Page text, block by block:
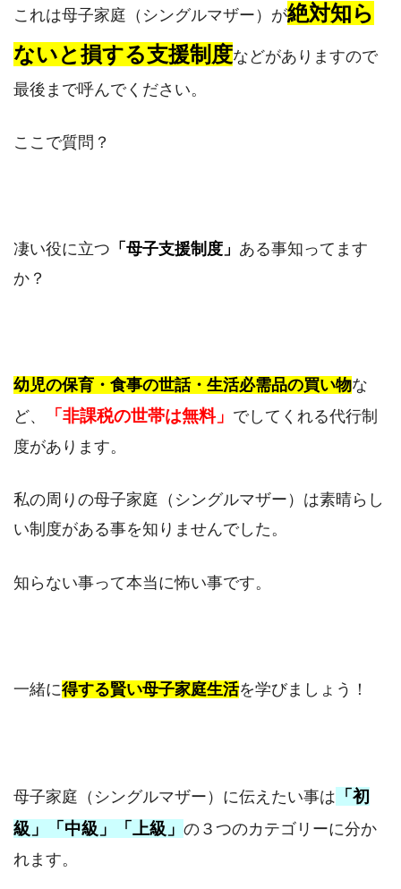
これは母子家庭（シングルマザー）が絶対知ら
ないと損する支援制度などがありますので
最後まで呼んでください。
ここで質問？
凄い役に立つ 「母子支援制度」 ある事知ってます
か？
幼児の保育・食事の世話・生活必需品の買い物な
ど、
「非課税の世帯は無料」 でしてくれる代行制
度があります。
私の周りの母子家庭（シングルマザー）は素晴らし
い制度がある事を知りませんでした。
知らない事って本当に怖い事です。
一緒に得する賢い母子家庭生活を学びましょう！
母子家庭（シングルマザー）に伝えたい事は 「初
級」「中級」「上級」 の３つのカテゴリーに分か
れます。